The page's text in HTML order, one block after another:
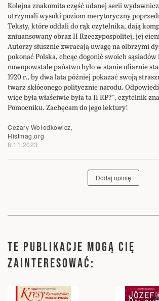
Kolejna znakomita część udanej serii
utrzymali wysoki poziom merytoryczny
Teksty, które oddali do rąk czytelnika, dają
zniuansowany obraz II Rzeczypospolitej, jej
Autorzy słusznie zwracają uwagę na olbrzymi
pokonać Polska, chcąc dogonić swoich
nowopowstałe państwo było w stanie ofiarnie
1920 r., by dwa lata później pokazać swoją
twarz skłóconego politycznie narodu.
więc była właściwie była ta II RP?”, czytelnik
Pomocniku. Zachęcam do jego lektury!
Cezary Wołodkowicz,
Histmag.org
8.11.2023
Dodaj opinię
TE PUBLIKACJE MOGĄ CIĘ
ZAINTERESOWAĆ: